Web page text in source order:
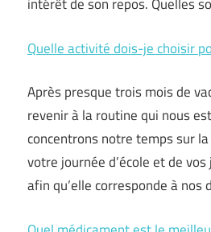
intérêt de son repos. Quelles
Quelle activité dois-je choisir
Après presque trois mois de
revenir à la routine qui nous
concentrons notre temps sur
votre journée d’école et de vos
afin qu’elle corresponde à nos